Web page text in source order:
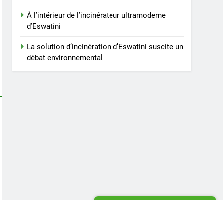
À l’intérieur de l’incinérateur ultramoderne
d’Eswatini
La solution d’incinération d’Eswatini suscite un
débat environnemental